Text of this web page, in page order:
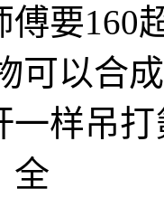
傅要160
可以合
一样吊
全